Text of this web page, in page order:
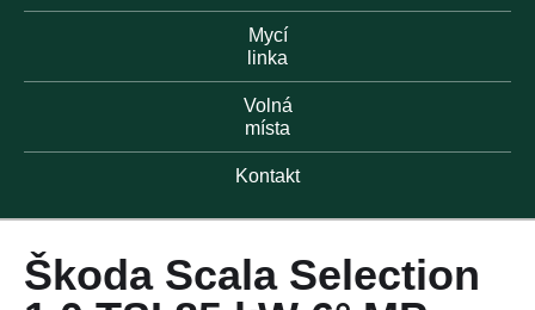
Mycí
linka
Volná
místa
Kontakt
Škoda Scala Selection